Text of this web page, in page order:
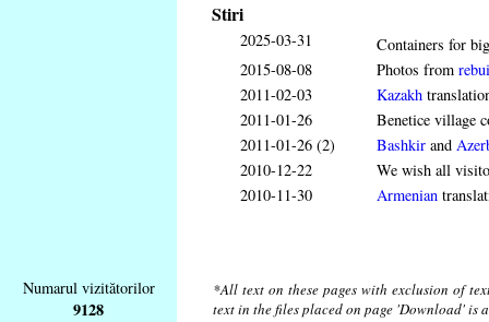
Stiri
2025-03-31
Containers for
2015-08-08
Photos from
2011-02-03
Kazakh
2011-01-26
Benetice village
2011-01-26 (2)
Bashkir and
2010-12-22
We wish all
2010-11-30
Armenian
Numarul vizitătorilor
9128
*All text on these pages with exclusion of
text in the files placed on page 'Download'